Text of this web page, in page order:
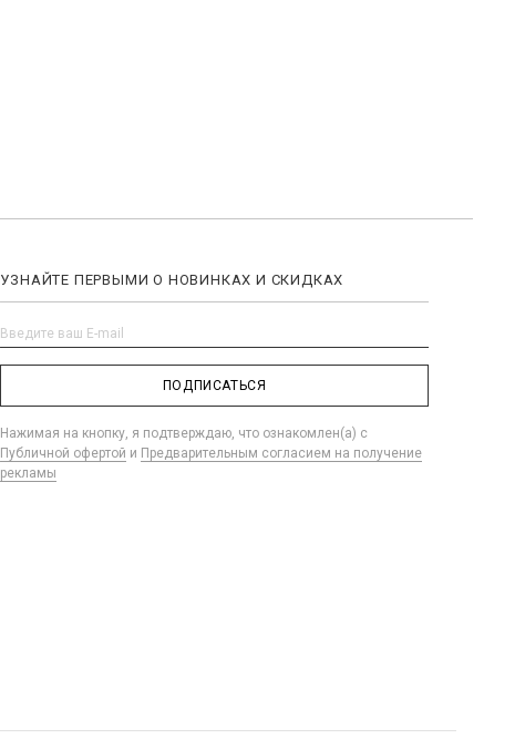
УЗНАЙТЕ ПЕРВЫМИ О НОВИНКАХ И СКИДКАХ
ПОДПИСАТЬСЯ
Нажимая на кнопку, я подтверждаю, что ознакомлен(а) с
Публичной офертой и Предварительным согласием на получение
рекламы